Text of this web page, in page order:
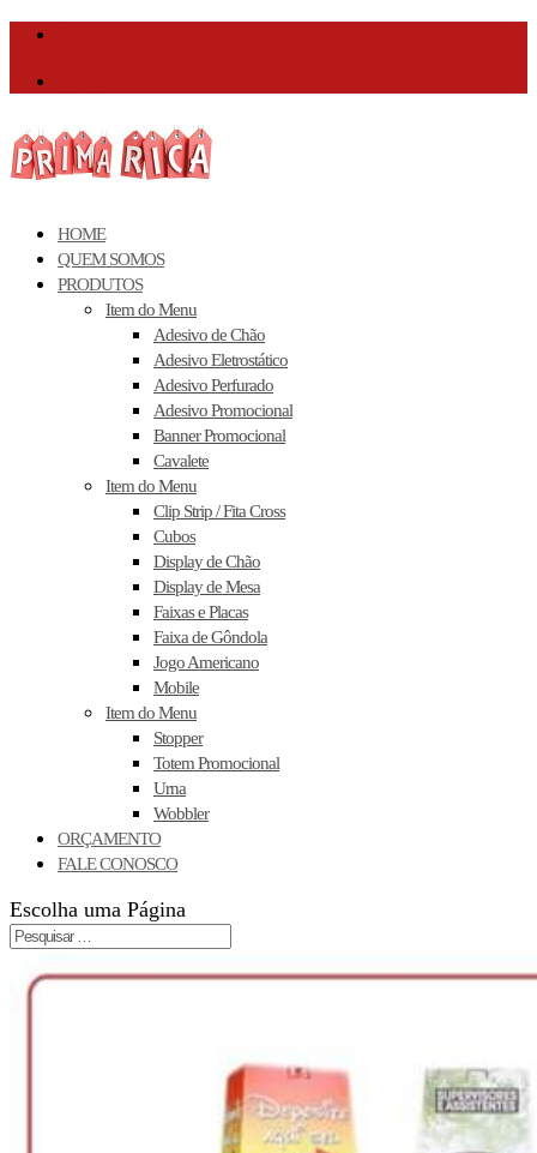
HOME
QUEM SOMOS
PRODUTOS
Item do Menu
Adesivo de Chão
Adesivo Eletrostático
Adesivo Perfurado
Adesivo Promocional
Banner Promocional
Cavalete
Item do Menu
Clip Strip / Fita Cross
Cubos
Display de Chão
Display de Mesa
Faixas e Placas
Faixa de Gôndola
Jogo Americano
Mobile
Item do Menu
Stopper
Totem Promocional
Urna
Wobbler
ORÇAMENTO
FALE CONOSCO
Escolha uma Página